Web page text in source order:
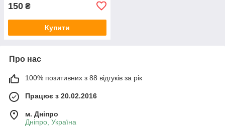
150 ₴
Купити
Про нас
100% позитивних з 88 відгуків за рік
Працює з 20.02.2016
м. Дніпро
Дніпро, Україна